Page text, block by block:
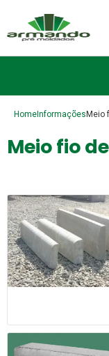
Home Informações Meio
Meio fio